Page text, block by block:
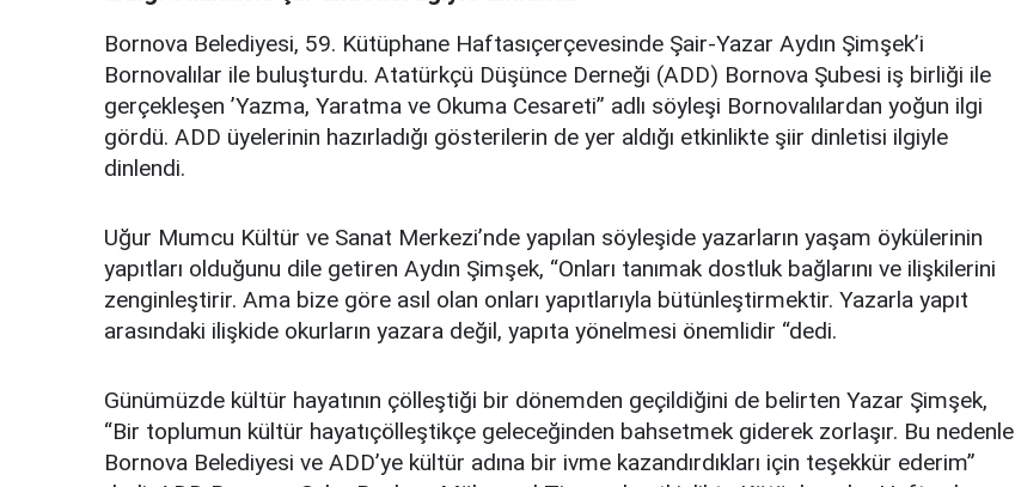
Bornova Belediyesi, 59. Kütüphane Haftasıçerçevesinde Şair-Yazar Aydın Şimşek’i
Bornovalılar ile buluşturdu. Atatürkçü Düşünce Derneği (ADD) Bornova Şubesi iş birliği ile
gerçekleşen ’Yazma, Yaratma ve Okuma Cesareti’’ adlı söyleşi Bornovalılardan yoğun ilgi
gördü. ADD üyelerinin hazırladığı gösterilerin de yer aldığı etkinlikte şiir dinletisi ilgiyle
dinlendi.
Uğur Mumcu Kültür ve Sanat Merkezi’nde yapılan söyleşide yazarların yaşam öykülerinin
yapıtları olduğunu dile getiren Aydın Şimşek, “Onları tanımak dostluk bağlarını ve ilişkilerini
zenginleştirir. Ama bize göre asıl olan onları yapıtlarıyla bütünleştirmektir. Yazarla yapıt
arasındaki ilişkide okurların yazara değil, yapıta yönelmesi önemlidir “dedi.
Günümüzde kültür hayatının çölleştiği bir dönemden geçildiğini de belirten Yazar Şimşek,
“Bir toplumun kültür hayatıçölleştikçe geleceğinden bahsetmek giderek zorlaşır. Bu nedenle
Bornova Belediyesi ve ADD’ye kültür adına bir ivme kazandırdıkları için teşekkür ederim”